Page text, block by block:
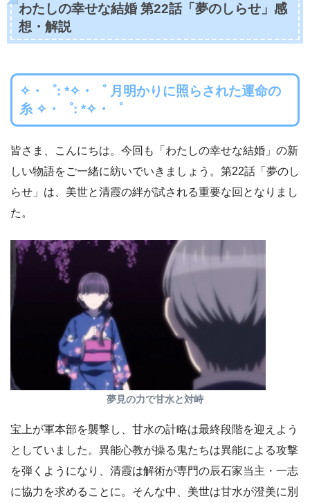
わたしの幸せな結婚 第22話「夢のしらせ」感
想・解説
✧・゜: *✧・゜ 月明かりに照らされた運命の
糸 ✧・゜: *✧・゜
皆さま、こんにちは。今回も「わたしの幸せな結婚」の新
しい物語をご一緒に紡いでいきましょう。第22話「夢のし
らせ」は、美世と清霞の絆が試される重要な回となりまし
た。
夢見の力で甘水と対峙
宝上が軍本部を襲撃し、甘水の計略は最終段階を迎えよう
としていました。異能心教が操る鬼たちは異能による攻撃
を弾くようになり、清霞は解術が専門の辰石家当主・一志
に協力を求めることに。そんな中、美世は甘水が澄美に別